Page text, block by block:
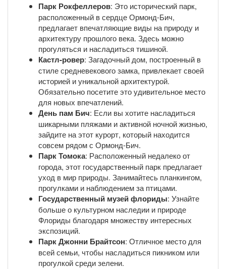
Парк Рокфеллеров: Это исторический парк,
расположенный в сердце Ормонд-Бич,
предлагает впечатляющие виды на природу и
архитектуру прошлого века. Здесь можно
прогуляться и насладиться тишиной.
Кастл-ровер: Загадочный дом, построенный в
стиле средневекового замка, привлекает своей
историей и уникальной архитектурой.
Обязательно посетите это удивительное место
для новых впечатлений.
День пам Бич: Если вы хотите насладиться
шикарными пляжами и активной ночной жизнью,
зайдите на этот курорт, который находится
совсем рядом с Ормонд-Бич.
Парк Томока: Расположенный недалеко от
города, этот государственный парк предлагает
уход в мир природы. Занимайтесь планкингом,
прогулками и наблюдением за птицами.
Государственный музей флориды: Узнайте
больше о культурном наследии и природе
Флориды благодаря множеству интересных
экспозиций.
Парк Джонни Брайтсон: Отличное место для
всей семьи, чтобы насладиться пикником или
прогулкой среди зелени.